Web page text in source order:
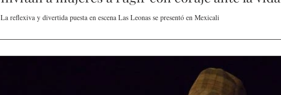
La reflexiva y divertida puesta en escena Las Leonas se presentó en Mexicali